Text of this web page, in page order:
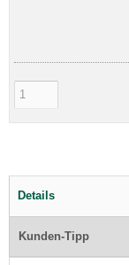
Details
Kunden-Tipp